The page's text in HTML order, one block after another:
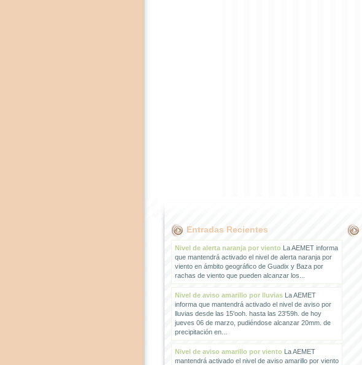
Entradas Recientes
Nivel de alerta naranja por vientoLa AEMET informa
que mantendrá activado el nivel de alerta naranja por
viento en ámbito geográfico de Guadix y Baza por
rachas de viento que pueden alcanzar los...
Nivel de aviso amarillo por lluviasLa AEMET
informa que mantendrá activado el nivel de aviso por
lluvias desde las 15'ooh. hasta las 23'59h. de hoy
jueves 06 de marzo, pudiéndose alcanzar 20mm. de
precipitación en...
Nivel de aviso amarillo por vientoLa AEMET
mantendrá activado el nivel de aviso amarillo por viento